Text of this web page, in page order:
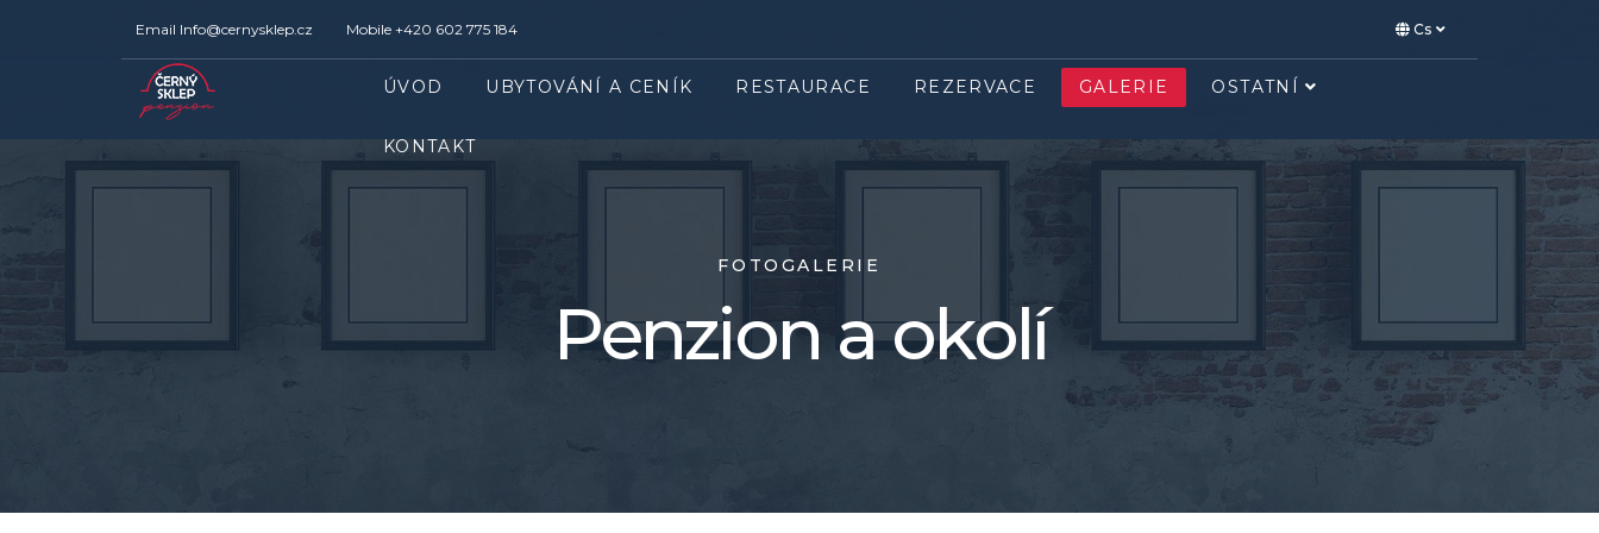
Email Info@cernysklep.cz Mobile +420 602 775 184 Cs
ÚVOD UBYTOVÁNÍ A CENÍK RESTAURACE REZERVACE GALERIE OSTATNÍ
KONTAKT
FOTOGALERIE
Penzion a okolí